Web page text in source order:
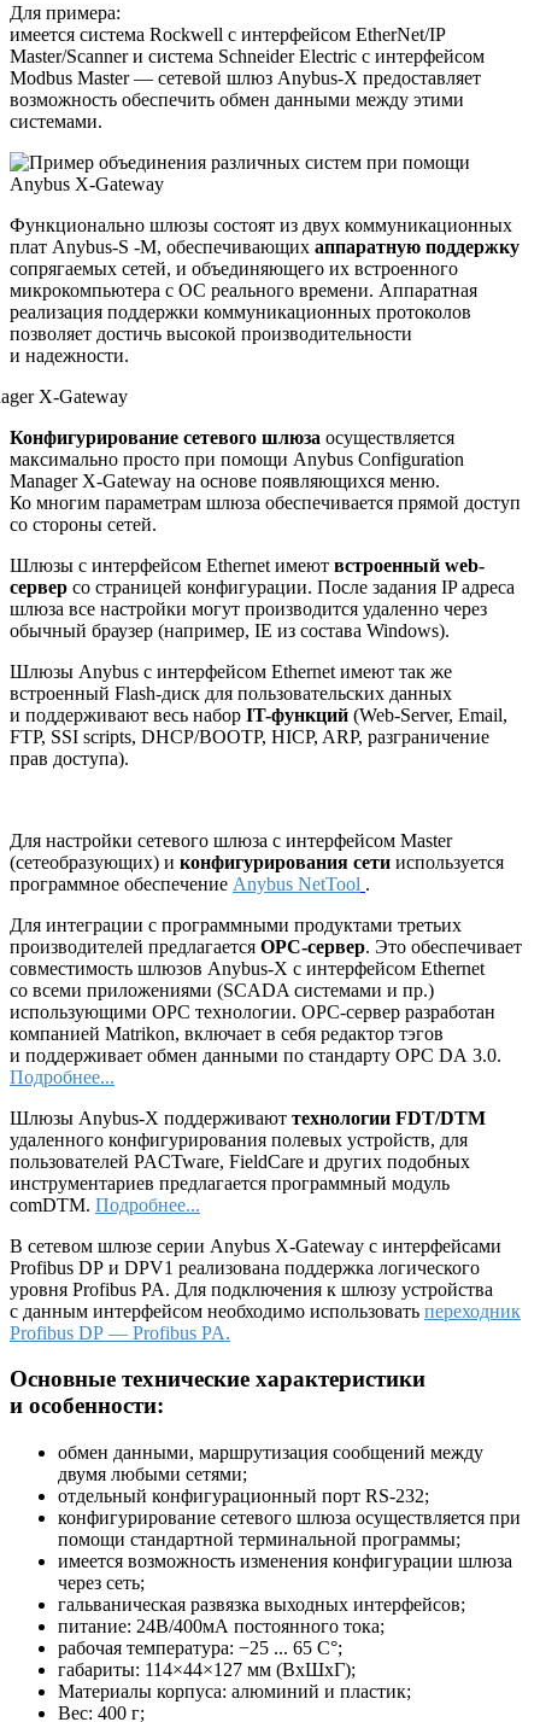
Для примера:
имеется система Rockwell с интерфейсом EtherNet/IP
Master/Scanner и система Schneider Electric с интерфейсом
Modbus Master — сетевой шлюз Anybus-X предоставляет
возможность обеспечить обмен данными между этими
системами.
Функционально шлюзы состоят из двух коммуникационных
плат Anybus-S -M, обеспечивающих аппаратную поддержку
сопрягаемых сетей, и объединяющего их встроенного
микрокомпьютера с ОС реального времени. Аппаратная
реализация поддержки коммуникационных протоколов
позволяет достичь высокой производительности
и надежности.
Конфигурирование сетевого шлюза осуществляется
максимально просто при помощи Anybus Configuration
Manager X-Gateway на основе появляющихся меню.
Ко многим параметрам шлюза обеспечивается прямой доступ
со стороны сетей.
Шлюзы с интерфейсом Ethernet имеют встроенный web-
сервер со страницей конфигурации. После задания IP адреса
шлюза все настройки могут производится удаленно через
обычный браузер (например, IE из состава Windows).
Шлюзы Anybus с интерфейсом Ethernet имеют так же
встроенный Flash-диск для пользовательских данных
и поддерживают весь набор IT-функций (Web-Server, Email,
FTP, SSI scripts, DHCP/BOOTP, HICP, ARP, разграничение
прав доступа).
Для настройки сетевого шлюза с интерфейсом Master
(сетеобразующих) и конфигурирования сети используется
программное обеспечение Anybus NetTool .
Для интеграции с программными продуктами третьих
производителей предлагается ОРС-сервер. Это обеспечивает
совместимость шлюзов Anybus-X с интерфейсом Ethernet
со всеми приложениями (SCADA системами и пр.)
использующими ОРС технологии. ОРС-сервер разработан
компанией Matrikon, включает в себя редактор тэгов
и поддерживает обмен данными по стандарту OPC DA 3.0.
Подробнее...
Шлюзы Anybus-X поддерживают технологии FDT/DTM
удаленного конфигурирования полевых устройств, для
пользователей PACTware, FieldCare и других подобных
инструментариев предлагается программный модуль
comDTM. Подробнее...
В сетевом шлюзе серии Anybus X-Gateway с интерфейсами
Profibus DP и DPV1 реализована поддержка логического
уровня Profibus PA. Для подключения к шлюзу устройства
с данным интерфейсом необходимо использовать переходник
Profibus DP — Profibus PA.
Основные технические характеристики
и особенности:
обмен данными, маршрутизация сообщений между
двумя любыми сетями;
отдельный конфигурационный порт RS-232;
конфигурирование сетевого шлюза осуществляется при
помощи стандартной терминальной программы;
имеется возможность изменения конфигурации шлюза
через сеть;
гальваническая развязка выходных интерфейсов;
питание: 24В/400мА постоянного тока;
рабочая температура: −25 ... 65 С°;
габариты: 114×44×127 мм (ВхШхГ);
Материалы корпуса: алюминий и пластик;
Вес: 400 г;